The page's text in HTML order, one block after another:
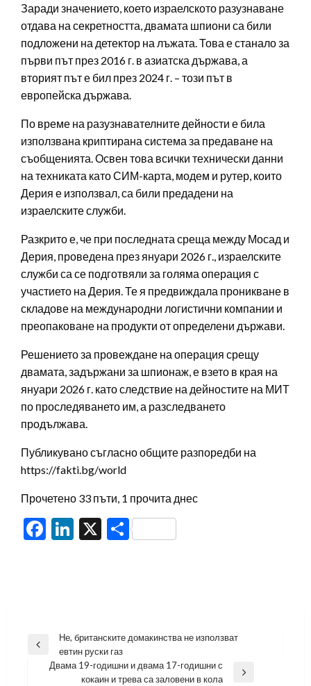
Заради значението, което израелското разузнаване
отдава на секретността, двамата шпиони са били
подложени на детектор на лъжата. Това е станало за
първи път през 2016 г. в азиатска държава, а
вторият път е бил през 2024 г. – този път в
европейска държава.
По време на разузнавателните дейности е била
използвана криптирана система за предаване на
съобщенията. Освен това всички технически данни
на техниката като СИМ-карта, модем и рутер, които
Дерия е използвал, са били предадени на
израелските служби.
Разкрито е, че при последната среща между Мосад и
Дерия, проведена през януари 2026 г., израелските
служби са се подготвяли за голяма операция с
участието на Дерия. Те я предвиждала проникване в
складове на международни логистични компании и
преопаковане на продукти от определени държави.
Решението за провеждане на операция срещу
двамата, задържани за шпионаж, е взето в края на
януари 2026 г. като следствие на дейностите на МИТ
по проследяването им, а разследването
продължава.
Публикувано съгласно общите разпоредби на
https://fakti.bg/world
Прочетено 33 пъти, 1 прочита днес
Facebook
LinkedIn
X Share
Навигация
Previous
Не, британските домакинства не използват
евтин руски газ
Двама 19-годишни и двама 17-годишни с
кокаин и трева са заловени в кола